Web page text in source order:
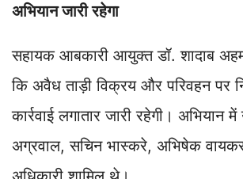
अभियान जारी रहेगा
सहायक आबकारी आयुक्त डॉ. शादाब
कि अवैध ताड़ी विक्रय और परिवहन पर
कार्रवाई लगातार जारी रहेगी। अभियान
अग्रवाल, सचिन भास्करे, अभिषेक